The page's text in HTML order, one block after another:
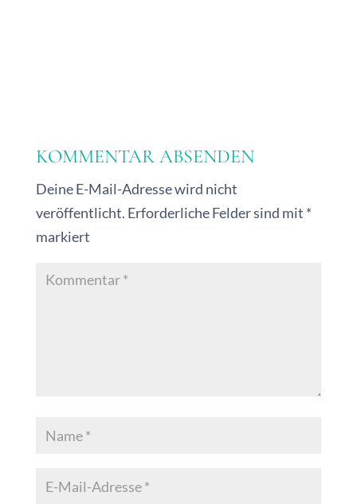
KOMMENTAR ABSENDEN
Deine E-Mail-Adresse wird nicht
veröffentlicht. Erforderliche Felder sind mit *
markiert